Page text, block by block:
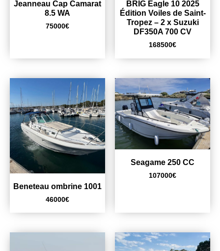
Jeanneau Cap Camarat
8.5 WA
75000€
BRIG Eagle 10 2025
Édition Voiles de Saint-
Tropez – 2 x Suzuki
DF350A 700 CV
168500€
Beneteau ombrine 1001
46000€
Seagame 250 CC
107000€